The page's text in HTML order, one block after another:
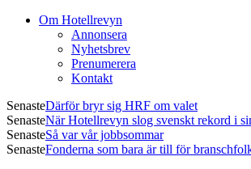
Om Hotellrevyn
Annonsera
Nyhetsbrev
Prenumerera
Kontakt
SenasteDärför bryr sig HRF om valet
SenasteNär Hotellrevyn slog svenskt rekord i
SenasteSå var vår jobbsommar
SenasteFonderna som bara är till för